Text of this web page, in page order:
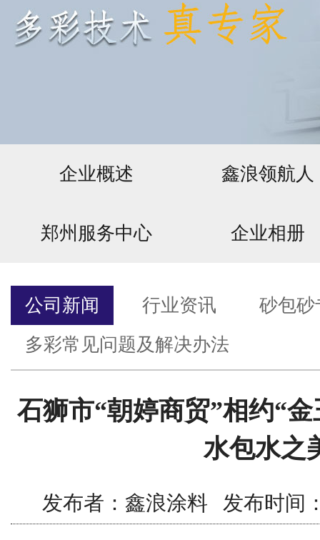
企业概述 鑫浪领航人
郑州服务中心 企业相册
公司新闻 行业资讯
砂包砂
多彩常见问题及解决办法
石狮市“朝婷商贸”相约“
水包水之
发布者：鑫浪涂料 发布时间